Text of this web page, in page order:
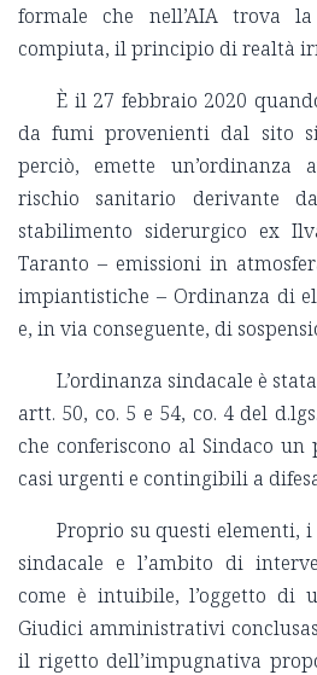
formale che nell’AIA trova
compiuta, il principio di realtà
È il 27 febbraio 2020
da fumi provenienti dal sito
perciò, emette un’ordinanza
rischio sanitario derivante
stabilimento siderurgico ex
Taranto – emissioni in
impiantistiche – Ordinanza di
e, in via conseguente, di
L’ordinanza sindacale è
artt. 50, co. 5 e 54, co. 4 del
che conferiscono al Sindaco
casi urgenti e contingibili a
Proprio su questi elementi,
sindacale e l’ambito di
come è intuibile, l’oggetto di
Giudici amministrativi
il rigetto dell’impugnativa